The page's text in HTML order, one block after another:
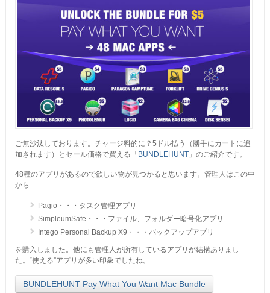
ご無沙汰しております。チャージ料的に？5ドル払う（勝手にカートに追
加されます）とセール価格で買える「 BUNDLEHUNT」のご紹介です。
48種のアプリがあるので欲しい物が見つかると思います。管理人はこの中
から
Pagio・・・タスク管理アプリ
SimpleumSafe・・・ファイル、フォルダー暗号化アプリ
Intego Personal Backup X9・・・バックアップアプリ
を購入しました。他にも管理人が所有しているアプリが結構ありまし
た。“使える”アプリが多い印象でしたね。
BUNDLEHUNT Pay What You Want Mac Bundle